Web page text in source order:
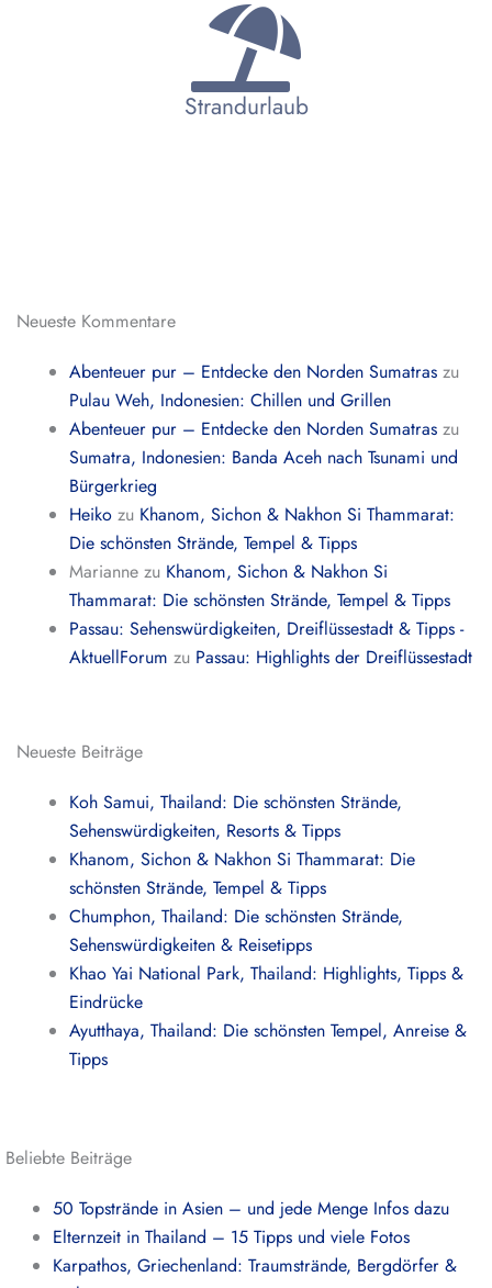
Strandurlaub
Neueste Kommentare
Abenteuer pur – Entdecke den Norden Sumatras zu
Pulau Weh, Indonesien: Chillen und Grillen
Abenteuer pur – Entdecke den Norden Sumatras zu
Sumatra, Indonesien: Banda Aceh nach Tsunami und
Bürgerkrieg
Heiko zu Khanom, Sichon & Nakhon Si Thammarat:
Die schönsten Strände, Tempel & Tipps
Marianne zu Khanom, Sichon & Nakhon Si
Thammarat: Die schönsten Strände, Tempel & Tipps
Passau: Sehenswürdigkeiten, Dreiflüssestadt & Tipps -
AktuellForum zu Passau: Highlights der Dreiflüssestadt
Neueste Beiträge
Koh Samui, Thailand: Die schönsten Strände,
Sehenswürdigkeiten, Resorts & Tipps
Khanom, Sichon & Nakhon Si Thammarat: Die
schönsten Strände, Tempel & Tipps
Chumphon, Thailand: Die schönsten Strände,
Sehenswürdigkeiten & Reisetipps
Khao Yai National Park, Thailand: Highlights, Tipps &
Eindrücke
Ayutthaya, Thailand: Die schönsten Tempel, Anreise &
Tipps
Beliebte Beiträge
50 Topstrände in Asien – und jede Menge Infos dazu
Elternzeit in Thailand – 15 Tipps und viele Fotos
Karpathos, Griechenland: Traumstrände, Bergdörfer &